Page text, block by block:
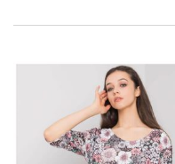
MUST HAVE
Nie od dziś wiadomo, że
za symbol kobiecości i